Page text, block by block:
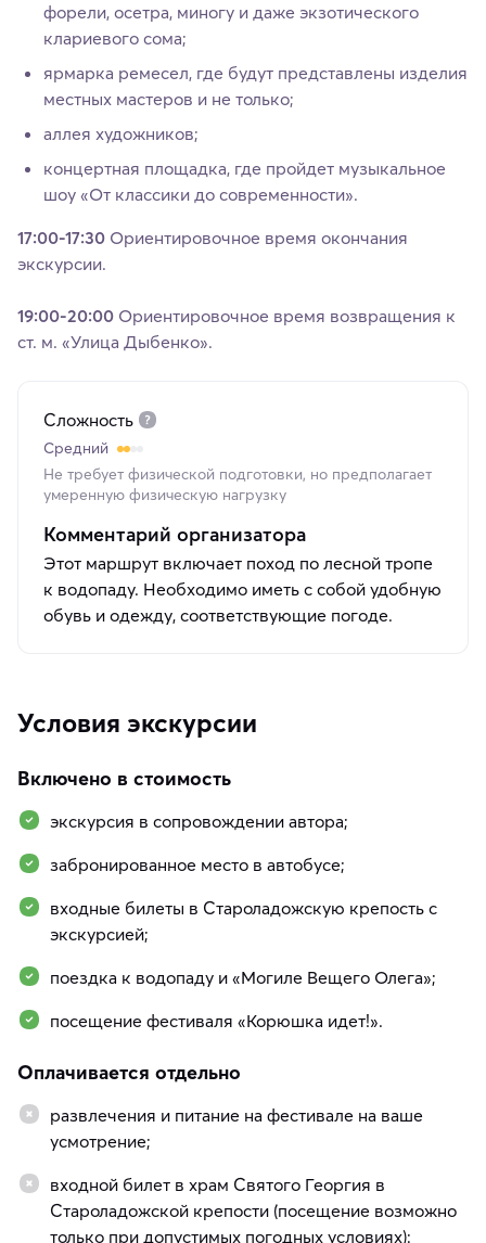
форели, осетра, миногу и даже экзотического
клариевого сома;
ярмарка ремесел, где будут представлены изделия
местных мастеров и не только;
аллея художников;
концертная площадка, где пройдет музыкальное
шоу «От классики до современности».
17:00-17:30 Ориентировочное время окончания
экскурсии.
19:00-20:00 Ориентировочное время возвращения к
ст. м. «Улица Дыбенко».
Сложность
Средний
Не требует физической подготовки, но предполагает
умеренную физическую нагрузку
Комментарий организатора
Этот маршрут включает поход по лесной тропе
к водопаду. Необходимо иметь с собой удобную
обувь и одежду, соответствующие погоде.
Условия экскурсии
Включено в стоимость
экскурсия в сопровождении автора;
забронированное место в автобусе;
входные билеты в Староладожскую крепость с
экскурсией;
поездка к водопаду и «Могиле Вещего Олега»;
посещение фестиваля «Корюшка идет!».
Оплачивается отдельно
развлечения и питание на фестивале на ваше
усмотрение;
входной билет в храм Святого Георгия в
Староладожской крепости (посещение возможно
только при допустимых погодных условиях):